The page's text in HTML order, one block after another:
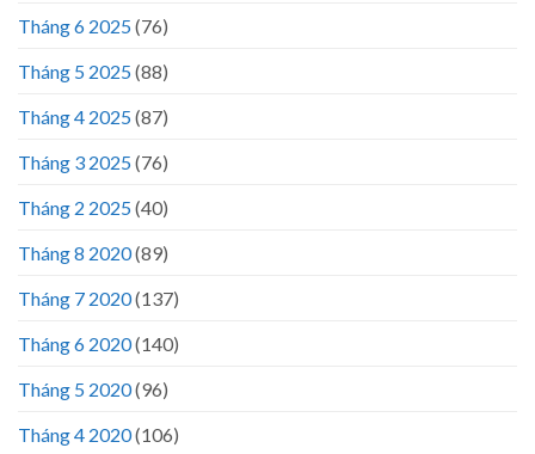
Tháng 6 2025(76)
Tháng 5 2025(88)
Tháng 4 2025(87)
Tháng 3 2025(76)
Tháng 2 2025(40)
Tháng 8 2020(89)
Tháng 7 2020(137)
Tháng 6 2020(140)
Tháng 5 2020(96)
Tháng 4 2020(106)